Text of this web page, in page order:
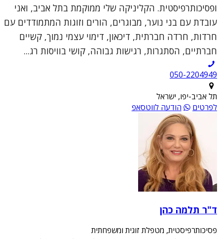
ופסיכותרפיסטית. הקליניקה שלי ממוקמת בתל אביב, ואני
עובדת עם בני נוער, מבוגרים, הורים וזוגות המתמודדים עם
חרדות, חרדה חברתית, דיכאון, דימוי עצמי נמוך, קשיים
חברתיים, הסתגרות, רגישות גבוהה, קושי בוויסות רג...
050-2204949
תל אביב-יפו, ישראל
לפרטים
הודעה לווטסאפ
ד"ר תלמה כהן
פסיכותרפיסטית, מטפלת זוגית ומשפחתית